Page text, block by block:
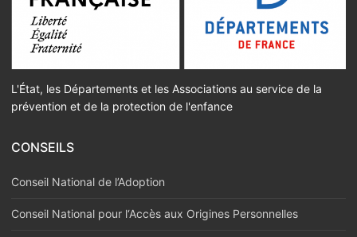
L'État, les Départements et les Associations au service de la
prévention et de la protection de l'enfance
CONSEILS
Conseil National de l’Adoption
Conseil National pour l‘Accès aux Origines Personnelles